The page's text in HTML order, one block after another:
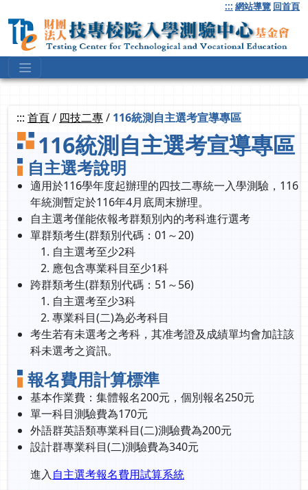
到
要
::: 網站導覽 回首頁
::: 首頁/ 四技二專/ 116統測自主選考宣導專區
116統測自主選考宣導專區
自主選考說明
適用於116學年度起辦理的四技二專統一入學測驗 ，116
年統測暫定於116年4月底周末辦理。
自主選考僅能依報考群類別內的考科進行選考
單群類考生(群類別代碼：01～20)
自主選考至少2科
應包含專業科目至少1科
跨群類考生(群類別代碼：51～56)
自主選考至少3科
專業科目(二)為必考科目
考生若有未選考之考科，其准考證及成績單均會加註該
科未選考之資訊。
報名費用計算標準
基本作業費：集體報名200元，個別報名250元
單一科目測驗費為170元
外語群英語類專業科目(二)測驗費為200元
設計群專業科目(二)測驗費為340元
進入自主選考報名費用試算系統